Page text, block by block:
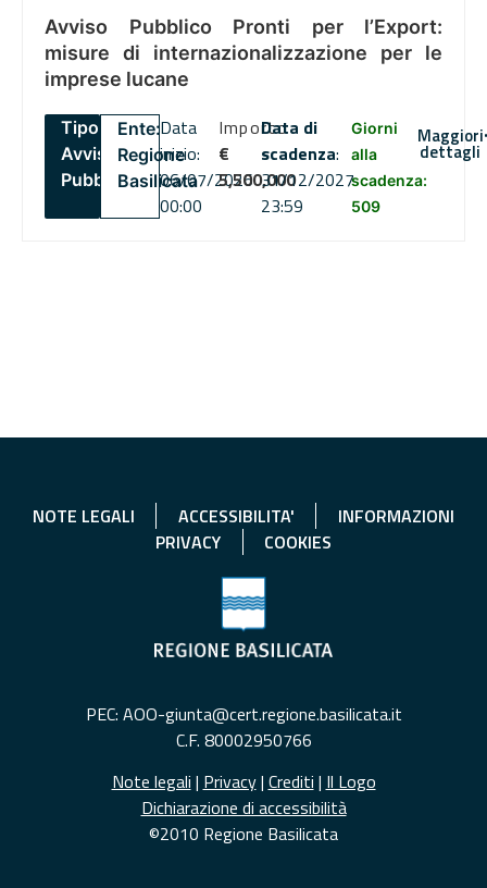
Avviso Pubblico Pronti per l’Export:
misure di internazionalizzazione per le
imprese lucane
Tipo:
Avviso
Pubblico
Ente:
Regione
Basilicata
Data
inizio:
06/07/2026
00:00
Importo
€
5,500,000
Data di
scadenza:
31/12/2027
23:59
Giorni
alla
scadenza:
509
Maggiori
dettagli
NOTE LEGALI ACCESSIBILITA'
INFORMAZIONI
PRIVACY
COOKIES
PEC: AOO-giunta@cert.regione.basilicata.it
C.F. 80002950766
Note legali | Privacy| Crediti | Il Logo
Dichiarazione di accessibilità
©2010 Regione Basilicata